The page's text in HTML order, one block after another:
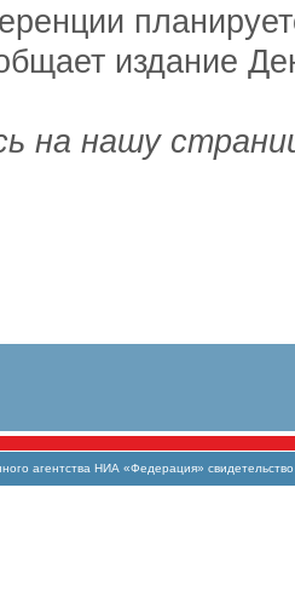
издание
на нашу
агентства НИА «Федерация»